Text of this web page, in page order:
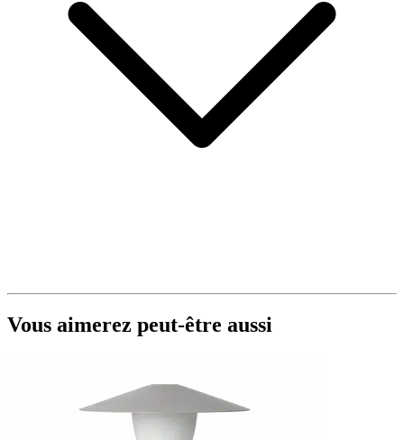
Vous aimerez peut-être aussi